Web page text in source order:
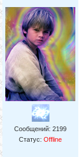
Сообщений:2199
Статус:Offline